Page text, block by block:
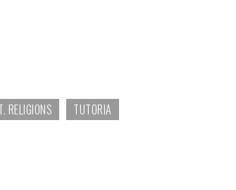
RELIGIONS
TUTORIA